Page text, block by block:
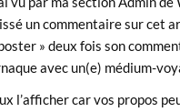
un commentaire sur cet
» deux fois son
avec un(e) médium-
l’afficher car vos propos